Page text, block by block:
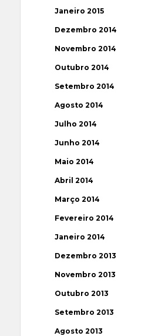
Janeiro 2015
Dezembro 2014
Novembro 2014
Outubro 2014
Setembro 2014
Agosto 2014
Julho 2014
Junho 2014
Maio 2014
Abril 2014
Março 2014
Fevereiro 2014
Janeiro 2014
Dezembro 2013
Novembro 2013
Outubro 2013
Setembro 2013
Agosto 2013